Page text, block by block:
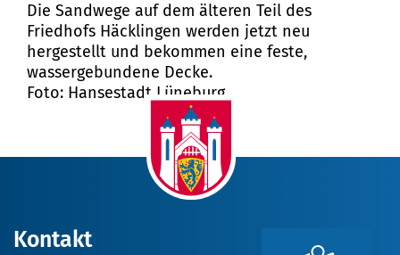
Die Sandwege auf dem älteren Teil des
Friedhofs Häcklingen werden jetzt neu
hergestellt und bekommen eine feste,
wassergebundene Decke.
Foto: Hansestadt Lüneburg
Kontakt